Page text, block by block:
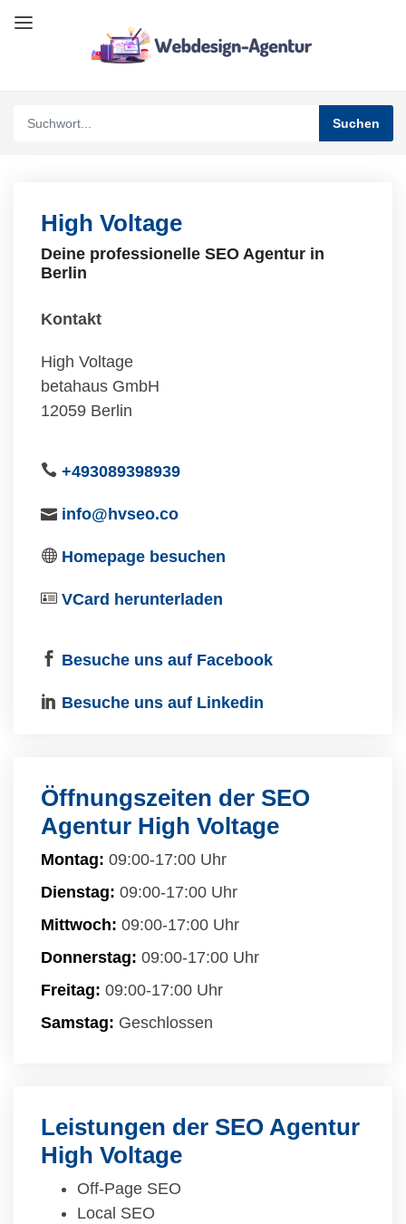
High Voltage
Deine professionelle SEO Agentur in
Berlin
Kontakt
High Voltage
betahaus GmbH
12059 Berlin
+493089398939
info@hvseo.co
Homepage besuchen
VCard herunterladen
Besuche uns auf Facebook
Besuche uns auf Linkedin
Öffnungszeiten der SEO
Agentur High Voltage
Montag: 09:00-17:00 Uhr
Dienstag: 09:00-17:00 Uhr
Mittwoch: 09:00-17:00 Uhr
Donnerstag: 09:00-17:00 Uhr
Freitag: 09:00-17:00 Uhr
Samstag: Geschlossen
Leistungen der SEO Agentur
High Voltage
Off-Page SEO
Local SEO